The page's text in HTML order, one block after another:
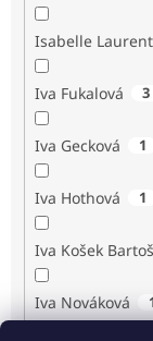
Isabelle Laurent
Iva Fukalová 3
Iva Gecková 1
Iva Hothová 1
Iva Košek
Iva Nováková